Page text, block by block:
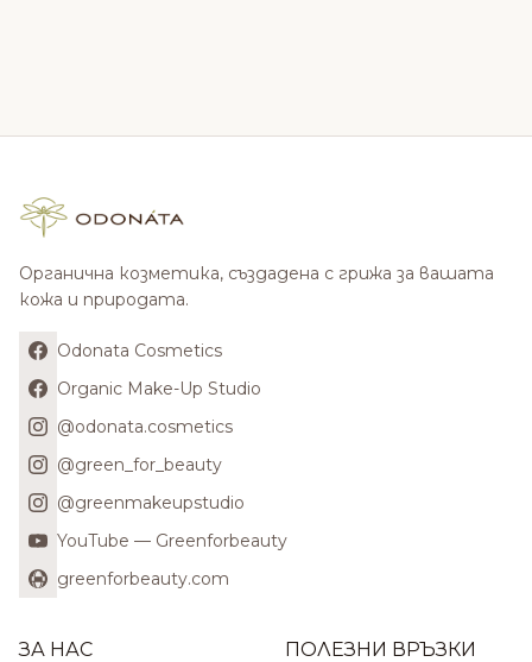
Органична козметика, създадена с грижа за вашата
кожа и природата.
Odonata Cosmetics
Organic Make-Up Studio
@odonata.cosmetics
@green_for_beauty
@greenmakeupstudio
YouTube — Greenforbeauty
greenforbeauty.com
ЗА НАС ПОЛЕЗНИ ВРЪЗКИ